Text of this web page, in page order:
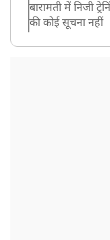
बारामती में निजी
की कोई सूचना नहीं
JPSC परीक्षा